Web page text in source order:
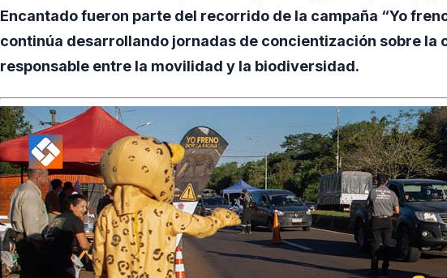
Encantado fueron parte del recorrido de la campaña “Yo
continúa desarrollando jornadas de concientización sobre la
responsable entre la movilidad y la biodiversidad.